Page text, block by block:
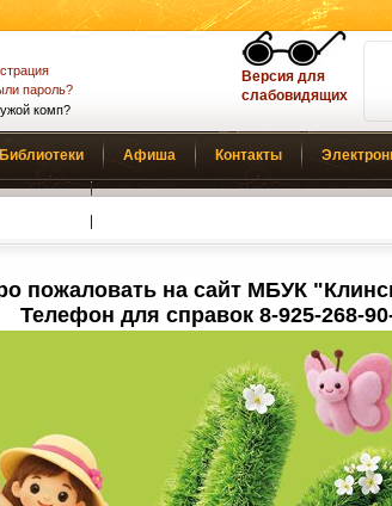
пароль?
комп?
Версия для
слабовидящих
Библиотеки Афиша Контакты
пожаловать на сайт МБУК
Телефон для справок 8-925-268-